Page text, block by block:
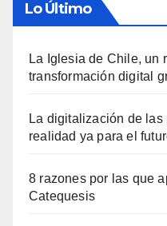
Lo Último
La Iglesia de Chile, un
transformación digital
La digitalización de
realidad ya para el
8 razones por las que
Catequesis